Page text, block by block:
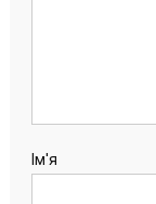
Ім'я